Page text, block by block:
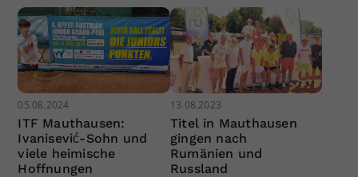
05.08.2024
ITF Mauthausen:
Ivanisević-Sohn und
viele heimische
Hoffnungen
13.08.2023
Titel in Mauthausen
gingen nach
Rumänien und
Russland